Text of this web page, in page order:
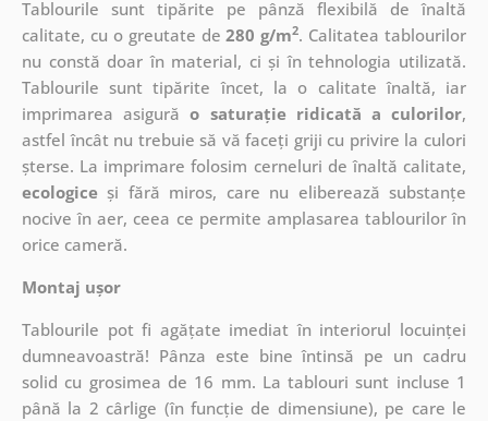
Tablourile sunt tipărite pe pânză flexibilă de înaltă
calitate, cu o greutate de280 g/m2. Calitatea tablourilor
nu constă doar în material, ci și în tehnologia utilizată.
Tablourile sunt tipărite încet, la o calitate înaltă, iar
imprimarea asigurăo saturație ridicată a culorilor,
astfel încât nu trebuie să vă faceți griji cu privire la culori
șterse. La imprimare folosim cerneluri de înaltă calitate,
ecologiceși fără miros, care nu eliberează substanțe
nocive în aer, ceea ce permite amplasarea tablourilor în
orice cameră.
Montaj ușor
Tablourile pot fi agățate imediat în interiorul locuinței
dumneavoastră! Pânza este bine întinsă pe un cadru
solid cu grosimea de 16 mm. La tablouri sunt incluse 1
până la 2 cârlige (în funcție de dimensiune), pe care le